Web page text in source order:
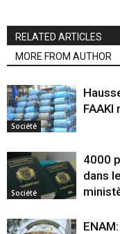
RELATED ARTICLES
MORE FROM AUTHOR
Société
Société
4000
dans